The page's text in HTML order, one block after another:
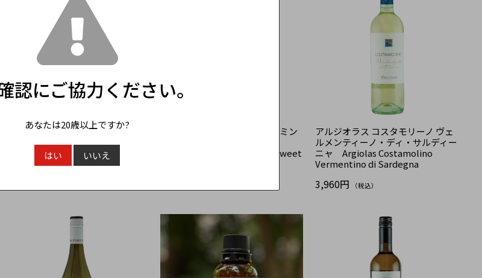
SOLD OUT
スマロッカ トゥヴィ・オア・ノッ
ト・トゥ・ビー SUMARROCA
Tuvi or Not to be organic
シャトー・エラ トカイ・フルミン
Hellha Tokaji furmint semi sweet
アルジオラス コスタモリーノ ヴェ
ルメンティーノ・ディ・サルディー
ニャ Argiolas Costamolino
Vermentino di Sardegna
3,960円 （税込）
認にご協力ください。
あなたは20歳以上ですか?
はい いいえ